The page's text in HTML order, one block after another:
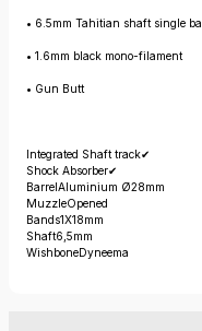
• 6.5mm Tahitian shaft single
• 1.6mm black mono-filament
• Gun Butt
Integrated Shaft track✔
Shock Absorber✔
BarrelAluminium Ø28mm
MuzzleOpened
Bands1X18mm
Shaft6,5mm
WishboneDyneema